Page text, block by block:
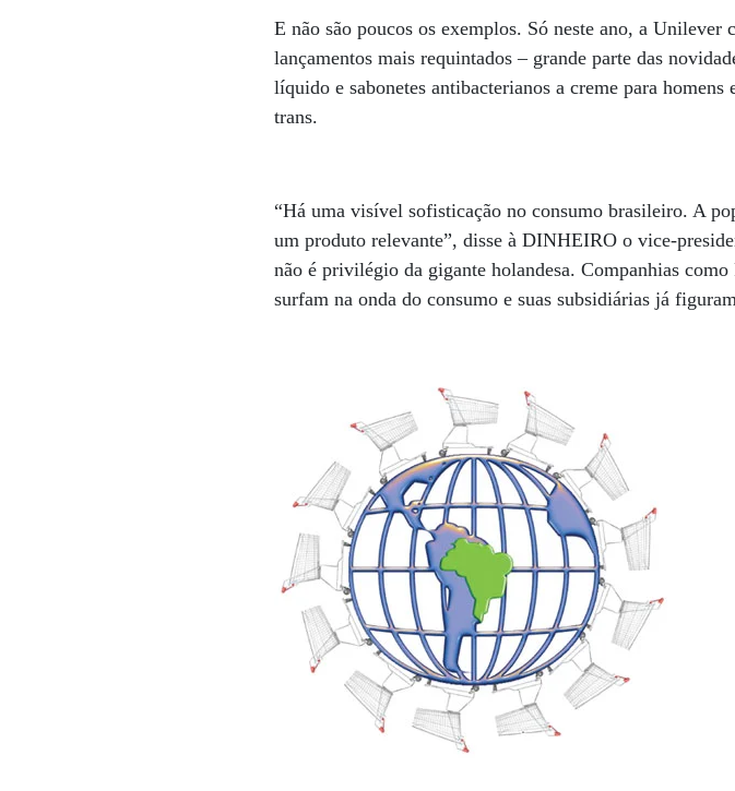
E não são poucos os exemplos. Só neste ano, a Unilever
lançamentos mais requintados – grande parte das
líquido e sabonetes antibacterianos a creme para
trans.
“Há uma visível sofisticação no consumo brasileiro. A
um produto relevante”, disse à DINHEIRO o vice-
não é privilégio da gigante holandesa. Companhias
surfam na onda do consumo e suas subsidiárias já